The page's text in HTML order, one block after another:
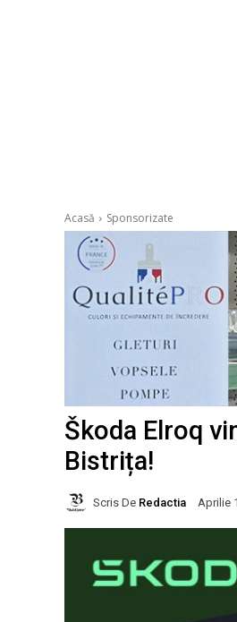
Acasă Sponsorizate
Škoda Elroq
Bistrița!
Scris De Redactia Aprilie